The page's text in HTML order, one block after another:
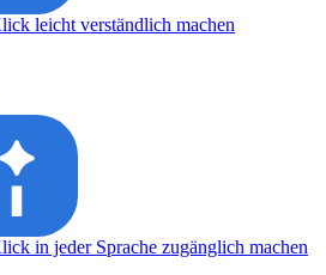
leicht verständlich machen
in jeder Sprache zugänglich machen